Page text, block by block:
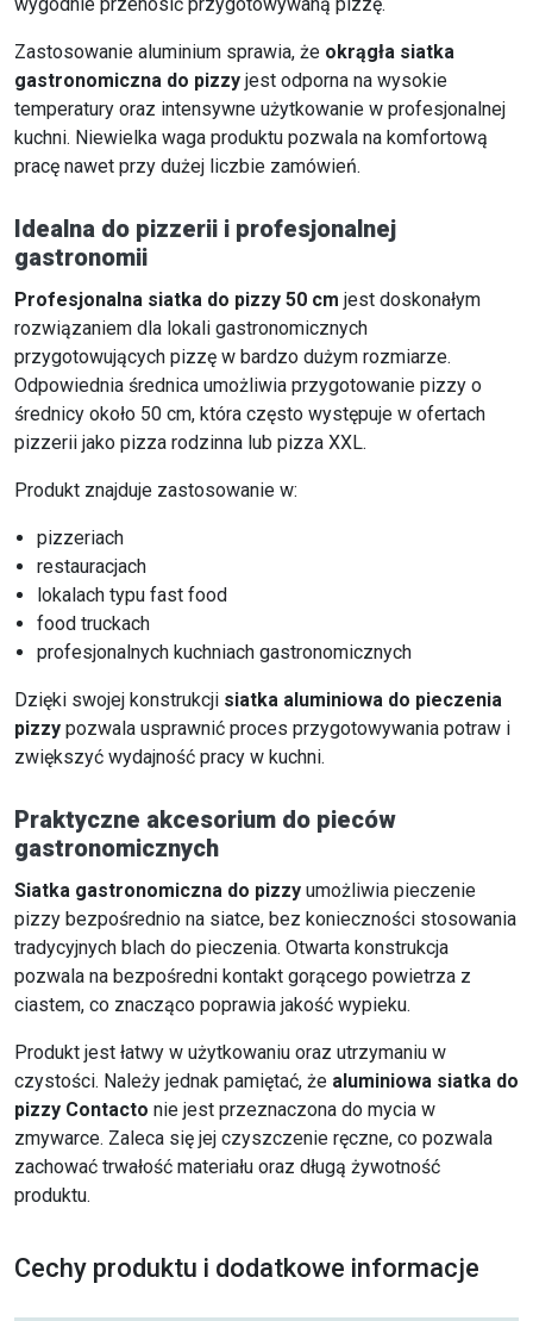
Zastosowanie aluminium sprawia, że okrągła siatka
gastronomiczna do pizzy jest odporna na wysokie
temperatury oraz intensywne użytkowanie w profesjonalnej
kuchni. Niewielka waga produktu pozwala na komfortową
pracę nawet przy dużej liczbie zamówień.
Idealna do pizzerii i profesjonalnej
gastronomii
Profesjonalna siatka do pizzy 50 cm jest doskonałym
rozwiązaniem dla lokali gastronomicznych
przygotowujących pizzę w bardzo dużym rozmiarze.
Odpowiednia średnica umożliwia przygotowanie pizzy o
średnicy około 50 cm, która często występuje w ofertach
pizzerii jako pizza rodzinna lub pizza XXL.
Produkt znajduje zastosowanie w:
pizzeriach
restauracjach
lokalach typu fast food
food truckach
profesjonalnych kuchniach gastronomicznych
Dzięki swojej konstrukcji siatka aluminiowa do pieczenia
pizzy pozwala usprawnić proces przygotowywania potraw i
zwiększyć wydajność pracy w kuchni.
Praktyczne akcesorium do pieców
gastronomicznych
Siatka gastronomiczna do pizzy umożliwia pieczenie
pizzy bezpośrednio na siatce, bez konieczności stosowania
tradycyjnych blach do pieczenia. Otwarta konstrukcja
pozwala na bezpośredni kontakt gorącego powietrza z
ciastem, co znacząco poprawia jakość wypieku.
Produkt jest łatwy w użytkowaniu oraz utrzymaniu w
czystości. Należy jednak pamiętać, że aluminiowa siatka do
pizzy Contacto nie jest przeznaczona do mycia w
zmywarce. Zaleca się jej czyszczenie ręczne, co pozwala
zachować trwałość materiału oraz długą żywotność
produktu.
Cechy produktu i dodatkowe informacje